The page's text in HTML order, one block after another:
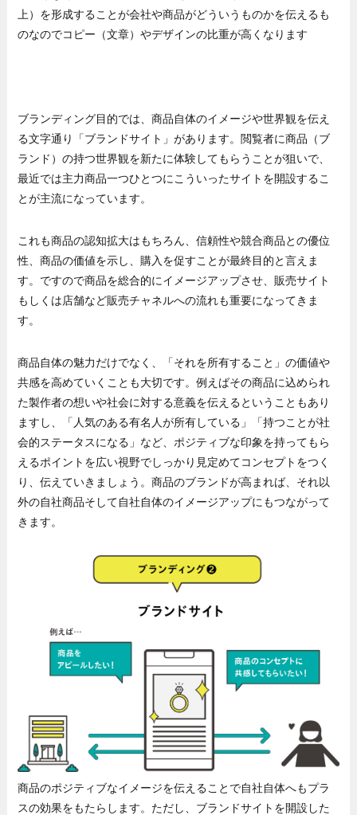
上）を形成することが会社や商品がどういうものかを伝えるも
のなのでコピー（文章）やデザインの比重が高くなります
ブランディング目的では、商品自体のイメージや世界観を伝え
る文字通り「ブランドサイト」があります。閲覧者に商品（ブ
ランド）の持つ世界観を新たに体験してもらうことが狙いで、
最近では主力商品一つひとつにこういったサイトを開設するこ
とが主流になっています。
これも商品の認知拡大はもちろん、信頼性や競合商品との優位
性、商品の価値を示し、購入を促すことが最終目的と言えま
す。ですので商品を総合的にイメージアップさせ、販売サイト
もしくは店舗など販売チャネルへの流れも重要になってきま
す。
商品自体の魅力だけでなく、「それを所有すること」の価値や
共感を高めていくことも大切です。例えばその商品に込められ
た製作者の想いや社会に対する意義を伝えるということもあり
ますし、「人気のある有名人が所有している」「持つことが社
会的ステータスになる」など、ポジティブな印象を持ってもら
えるポイントを広い視野でしっかり見定めてコンセプトをつく
り、伝えていきましょう。商品のブランドが高まれば、それ以
外の自社商品そして自社自体のイメージアップにもつながって
きます。
商品のポジティブなイメージを伝えることで自社自体へもプラ
スの効果をもたらします。ただし、ブランドサイトを開設した